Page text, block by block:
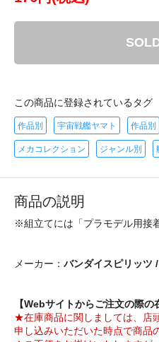
この商品に登録されているタグ
作品別 宇宙戦艦ヤマト 作品別
メカコレクション ジャンル別
商品の説明
※組立てには「プラモデル用接
メーカー： バンダイスピリッツ
【Webサイトからご注文の際の
★在庫商品に関しましては、店
申し込みいただいた時点で商品